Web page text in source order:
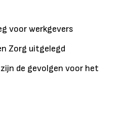
voor werkgevers
Zorg uitgelegd
de gevolgen voor het